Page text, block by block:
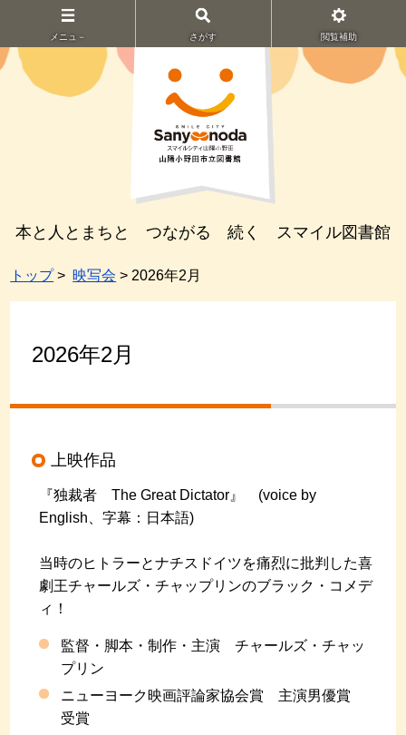
メニュ－ さがす 閲覧補助
本と人とまちと つながる 続く スマイル図書館
トップ> 映写会 > 2026年2月
2026年2月
上映作品
『独裁者 The Great Dictator』 (voice by
English、字幕：日本語)
当時のヒトラーとナチスドイツを痛烈に批判した喜
劇王チャールズ・チャップリンのブラック・コメデ
ィ！
監督・脚本・制作・主演 チャールズ・チャッ
プリン
ニューヨーク映画評論家協会賞 主演男優賞
受賞